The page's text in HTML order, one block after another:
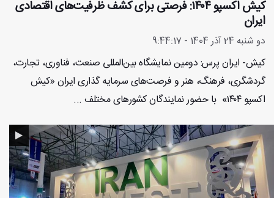
کیش اکسپو ۱۴۰۴: فرصتی برای کشف ظرفیت‌های اقتصادی
ایران
دو شنبه 24 آذر 1404 - 9:44:17
کیش- ایران پرس: دومین نمایشگاه بین‌المللی صنعت، فناوری، تجارت،
گردشگری، فرهنگ، هنر و فرصت‌های سرمایه گذاری ایران «کیش
اکسپو ۱۴۰۴» با حضور نمایندگان کشورهای مختلف ...